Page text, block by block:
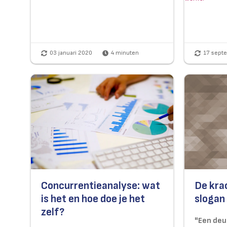
03 januari 2020 4 minuten 17
Concurrentieanalyse: wat
is het en hoe doe je het
zelf?
De
"Een